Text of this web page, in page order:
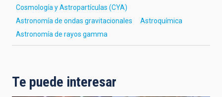
Cosmología y Astropartículas (CYA)
Astronomía de ondas gravitacionales
Astroquímica
Astronomía de rayos gamma
Te puede interesar